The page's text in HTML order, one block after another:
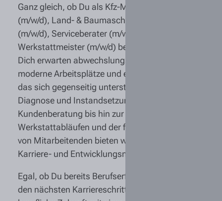
Ganz gleich, ob Du als Kfz-Mechatroniker
(m/w/d), Land- & Baumaschinenmechatroniker
(m/w/d), Serviceberater (m/w/d)
Werkstattmeister (m/w/d) bei uns einsteigst:
Dich erwarten abwechslungsreiche Aufgaben,
moderne Arbeitsplätze und ein starkes Team,
das sich gegenseitig unterstützt. Von der
Diagnose und Instandsetzung über die
Kundenberatung bis hin zur Steuerung von
Werkstattabläufen und der fachlichen Führung
von Mitarbeitenden bieten wir vielfältige
Karriere- und Entwicklungsmöglichkeiten.
Egal, ob Du bereits Berufserfahrung mitbringst,
den nächsten Karriereschritt planst oder Deine